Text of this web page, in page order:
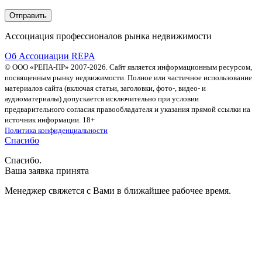
Ассоциация профессионалов рынка недвижимости
Об Ассоциации REPA
© ООО «РЕПА-ПР» 2007-2026. Сайт является информационным ресурсом,
посвященным рынку недвижимости. Полное или частичное использование
материалов сайта (включая статьи, заголовки, фото-, видео- и
аудиоматериалы) допускается исключительно при условии
предварительного согласия правообладателя и указания прямой ссылки на
источник информации. 18+
Политика конфиденциальности
Спасибо
Спасибо.
Ваша заявка принята
Менеджер свяжется с Вами в ближайшее рабочее время.